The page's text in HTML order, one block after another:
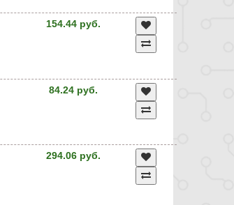
154.44 руб.
84.24 руб.
294.06 руб.